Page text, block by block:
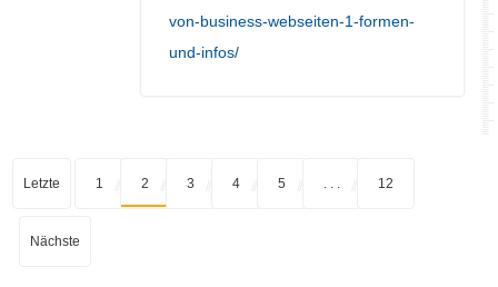
von-business-webseiten-1-formen-
und-infos/
Letzte 1 2 3 4 5 12
Nächste